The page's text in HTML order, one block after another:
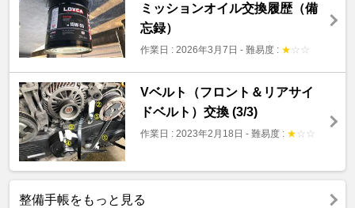
ミッションオイル交換履歴（備
忘録）
作業日 : 2026年3月7日 - 難易度 : ★ ☆ ☆
Vベルト（フロント＆リアサイ
ドベルト）交換 (3/3)
作業日 : 2023年2月18日 - 難易度 : ★ ☆ ☆
整備手帳をもっと見る